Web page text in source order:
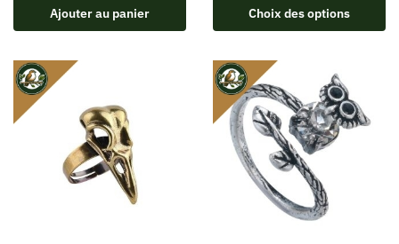
Ajouter au panier Choix des options